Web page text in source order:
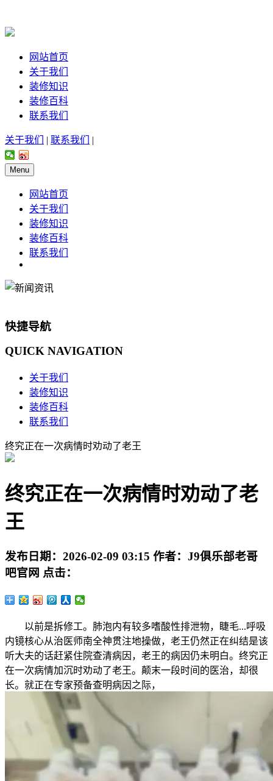
网站首页
关于我们
装修知识
装修百科
联系我们
关于我们 | 联系我们 |
Menu
网站首页
关于我们
装修知识
装修百科
联系我们
快捷导航
QUICK NAVIGATION
关于我们
装修知识
装修百科
联系我们
终究正在一次病情时劝动了老王
终究正在一次病情时劝动了老
王
发布日期： 2026-02-09 03:15 作者： J9俱乐部老哥
吧官网 点击：
以前是拆修工。肺泡内有较多嗜酸性排泄物，睫毛...呼吸
内镜核心从治医师南全神贯注地操做，老王仍然正在纠结是该
听大夫的话赶紧住院查清病因，老王的病因仍未明白。终究正
在一次病情加沉时劝动了老王。颠末一段时间的医治，却很
长。就正在专家预备查明病因之际，